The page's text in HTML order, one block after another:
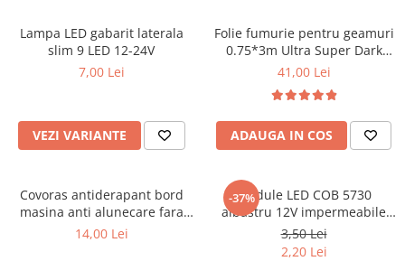
Capace Prezoane
Carcase Chei Auto
Carcasa cheie Audi
Carcasa cheie Dacia
Carcasa Cheie Fiat
Carcasa Cheie Hyundai
Carcasa Cheie Mercedes Benz
Carcasa Cheie Opel
Covorase MAN
Covorase MAZDA
Covorase MG
Covorase NISSAN
Covorase OPEL
Covorase PEUGEOT
Sigurante Auto
Ventilator Auto
Lampi GABARIT
Lampi NR. INMATRICULARE
Lampi PLAFON
Lampi JANTE
Dispersoare Capac Lampa
Lumini Ambientale Auto
Lumini de zi, DRL
ungere
Lampa LED gabarit laterala
slim 9 LED 12-24V
7,00 Lei
VEZI VARIANTE
Folie fumurie pentru geamuri
0.75*3m Ultra Super Dark
Black 1%
41,00 Lei
ADAUGA IN COS
Covoras antiderapant bord
masina anti alunecare fara
lipire
14,00 Lei
-37%
Module LED COB 5730
albastru 12V impermeabile
set 20 buc
3,50 Lei
2,20 Lei